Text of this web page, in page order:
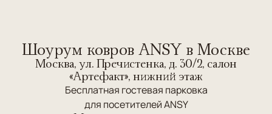
Шоурум ковров ANSY в Москве
Москва, ул. Пречистенка, д. 30/2, салон
«Артефакт», нижний этаж
Бесплатная гостевая парковка
для посетителей ANSY